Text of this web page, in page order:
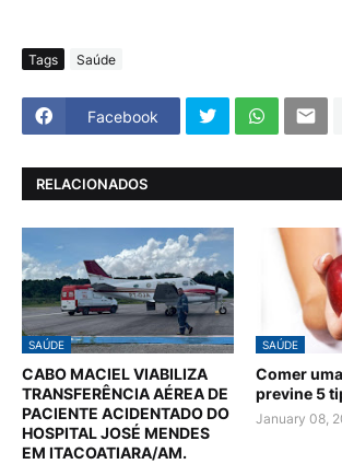
Tags Saúde
Facebook
RELACIONADOS
SAÚDE
CABO MACIEL VIABILIZA
TRANSFERÊNCIA AÉREA DE
PACIENTE ACIDENTADO DO
HOSPITAL JOSÉ MENDES
EM ITACOATIARA/AM.
SAÚDE
Comer
previne 5
January 08,